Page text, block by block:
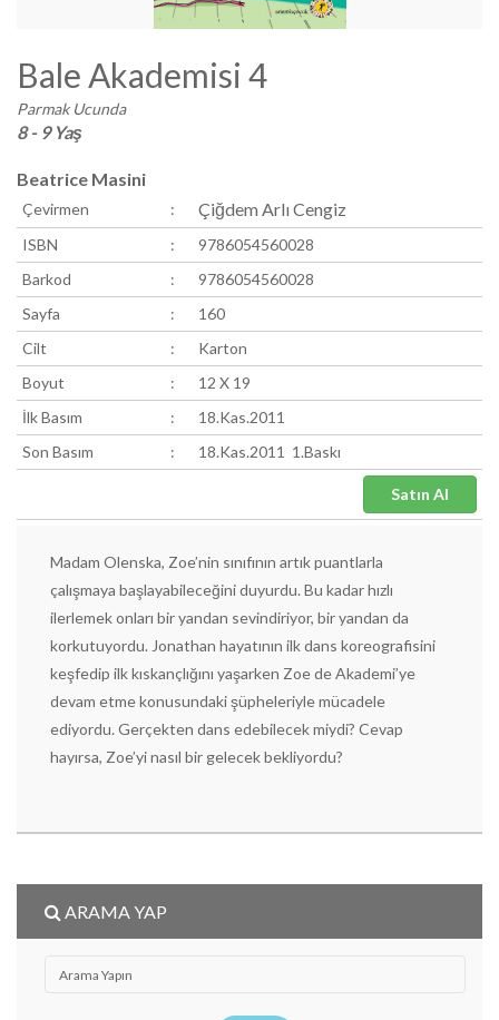
Bale Akademisi 4
Parmak Ucunda
8 - 9 Yaş
Beatrice Masini
Çevirmen : Çiğdem Arlı Cengiz
ISBN :
9786054560028
Barkod
:
9786054560028
Sayfa
:
160
Cilt
:
Karton
Boyut
:
12 X 19
İlk Basım
:
18.Kas.2011
Son Basım
: 18.Kas.2011 1.Baskı
Madam Olenska, Zoe’nin sınıfının artık puantlarla
çalışmaya başlayabileceğini duyurdu. Bu kadar hızlı
ilerlemek onları bir yandan sevindiriyor, bir yandan da
korkutuyordu. Jonathan hayatının ilk dans koreografisini
keşfedip ilk kıskançlığını yaşarken Zoe de Akademi’ye
devam etme konusundaki şüpheleriyle mücadele
ediyordu. Gerçekten dans edebilecek miydi? Cevap
hayırsa, Zoe’yi nasıl bir gelecek bekliyordu?
ARAMA YAP